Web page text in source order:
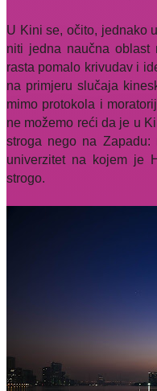
U Kini se, očito, jednako
niti jedna naučna
rasta pomalo krivudav i
na primjeru slučaja
mimo protokola i
ne možemo reći da je u
stroga nego na
univerzitet na kojem je
strogo.